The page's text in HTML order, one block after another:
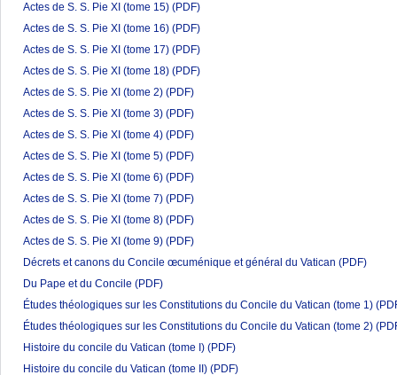
Actes de S. S. Pie XI (tome 15) (PDF)
Actes de S. S. Pie XI (tome 16) (PDF)
Actes de S. S. Pie XI (tome 17) (PDF)
Actes de S. S. Pie XI (tome 18) (PDF)
Actes de S. S. Pie XI (tome 2) (PDF)
Actes de S. S. Pie XI (tome 3) (PDF)
Actes de S. S. Pie XI (tome 4) (PDF)
Actes de S. S. Pie XI (tome 5) (PDF)
Actes de S. S. Pie XI (tome 6) (PDF)
Actes de S. S. Pie XI (tome 7) (PDF)
Actes de S. S. Pie XI (tome 8) (PDF)
Actes de S. S. Pie XI (tome 9) (PDF)
Décrets et canons du Concile œcuménique et général du Vatican (PDF)
Du Pape et du Concile (PDF)
Études théologiques sur les Constitutions du Concile du Vatican (tome 1)
Études théologiques sur les Constitutions du Concile du Vatican (tome 2)
Histoire du concile du Vatican (tome I) (PDF)
Histoire du concile du Vatican (tome II) (PDF)